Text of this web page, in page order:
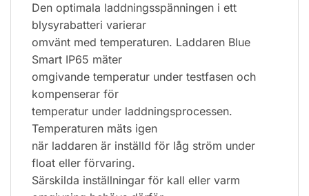
Den optimala laddningsspänningen i ett
blysyrabatteri varierar
omvänt med temperaturen. Laddaren Blue
Smart IP65 mäter
omgivande temperatur under testfasen och
kompenserar för
temperatur under laddningsprocessen.
Temperaturen mäts igen
när laddaren är inställd för låg ström under
float eller förvaring.
Särskilda inställningar för kall eller varm